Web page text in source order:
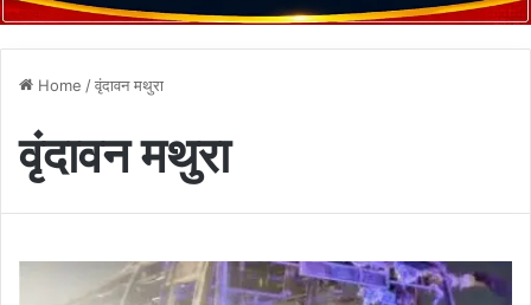
Home /वृंदावन मथुरा
वृंदावन मथुरा